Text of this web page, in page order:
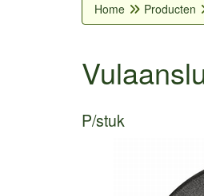
Home Producten
P/stuk